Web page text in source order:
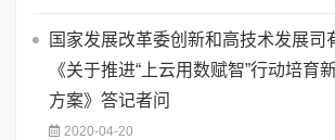
国家发展改革委创新和高技术发展司
《关于推进“上云用数赋智”行动培育
方案》答记者问
2020-04-20